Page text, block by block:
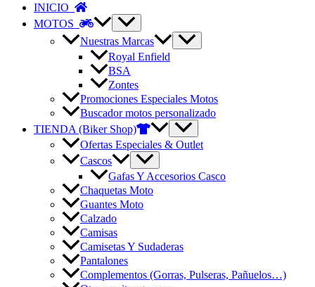
INICIO
MOTOS
Nuestras Marcas
Royal Enfield
BSA
Zontes
Promociones Especiales Motos
Buscador motos personalizado
TIENDA (Biker Shop)
Ofertas Especiales & Outlet
Cascos
Gafas Y Accesorios Casco
Chaquetas Moto
Guantes Moto
Calzado
Camisas
Camisetas Y Sudaderas
Pantalones
Complementos (Gorras, Pulseras, Pañuelos…)